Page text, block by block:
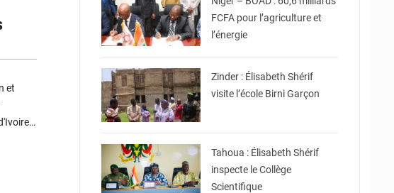
et
FCFA pour l’agriculture et
l’énergie
© Ministère de l’Education
Nationale Officiel
Zinder : Élisabeth Shérif
visite l’école Birni Garçon
© Ministère de l’Education
Tahoua : Élisabeth Shérif
inspecte le Collège
Scientifique